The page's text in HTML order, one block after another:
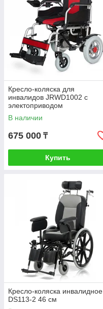
Кресло-коляска для
инвалидов JRWD1002 с
электоприводом
В наличии
675 000 ₸
Купить
Кресло-коляска инвалидное
DS113-2 46 см